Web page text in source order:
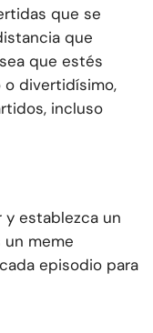
que se
que
que estés
o divertidísimo,
incluso
y establezca un
un meme
episodio para